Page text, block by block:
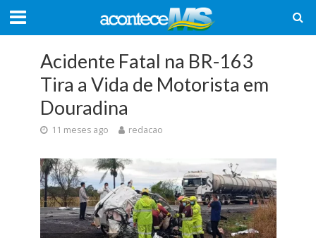
Acidente Fatal na BR-163
Tira a Vida de Motorista em
Douradina
11 meses ago redacao